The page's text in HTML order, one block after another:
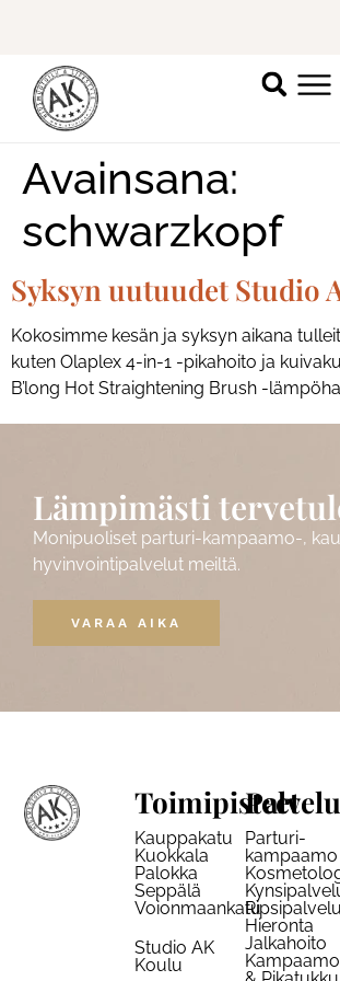
Avainsana:
schwarzkopf
Syksyn uutuudet Studio
Kokosimme kesän ja syksyn aikana
kuten Olaplex 4-in-1 -pikahoito ja
B’long Hot Straightening Brush -
Lämpimästi
Monipuoliset parturi-kampaamo-,
hyvinvointipalvelut meiltä.
VARAA AIKA
Toimipisteet
Kauppakatu
Kuokkala
Palokka
Seppälä
Voionmaankatu
Studio AK
Koulu
Parturi-
kampaamo
Hieronta
Jalkahoito